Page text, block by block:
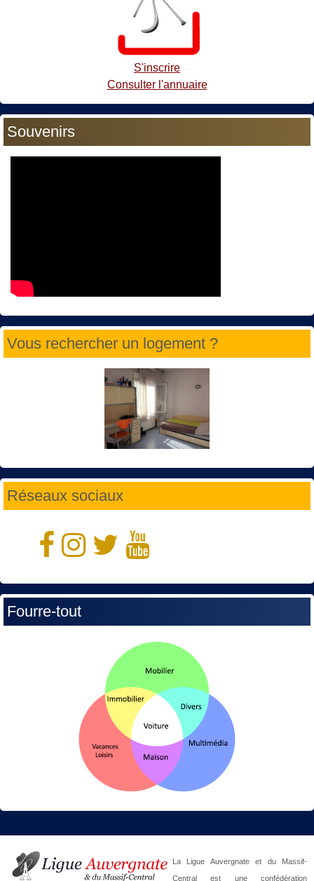
S'inscrire
Consulter l'annuaire
Souvenirs
Vous rechercher un logement ?
Réseaux sociaux
Fourre-tout
La Ligue Auvergnate et du Massif-
Central est une confédération